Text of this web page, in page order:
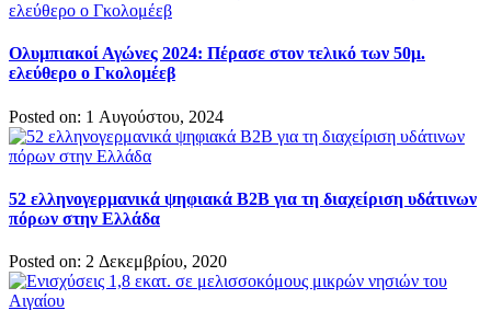
Ολυμπιακοί Αγώνες 2024: Πέρασε στον τελικό των 50μ.
ελεύθερο ο Γκολομέεβ
Posted on: 1 Αυγούστου, 2024
52 ελληνογερμανικά ψηφιακά Β2Β για τη διαχείριση υδάτινων
πόρων στην Ελλάδα
Posted on: 2 Δεκεμβρίου, 2020